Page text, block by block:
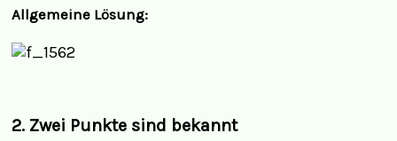
Allgemeine Lösung:
2. Zwei Punkte sind bekannt